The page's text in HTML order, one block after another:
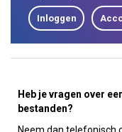
Inloggen
Heb je vragen over
bestanden?